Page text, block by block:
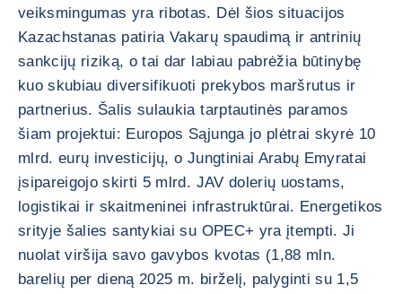
veiksmingumas yra ribotas. Dėl šios situacijos
Kazachstanas patiria Vakarų spaudimą ir antrinių
sankcijų riziką, o tai dar labiau pabrėžia būtinybę
kuo skubiau diversifikuoti prekybos maršrutus ir
partnerius. Šalis sulaukia tarptautinės paramos
šiam projektui: Europos Sąjunga jo plėtrai skyrė 10
mlrd. eurų investicijų, o Jungtiniai Arabų Emyratai
įsipareigojo skirti 5 mlrd. JAV dolerių uostams,
logistikai ir skaitmeninei infrastruktūrai. Energetikos
srityje šalies santykiai su OPEC+ yra įtempti. Ji
nuolat viršija savo gavybos kvotas (1,88 mln.
barelių per dieną 2025 m. birželį, palyginti su 1,5